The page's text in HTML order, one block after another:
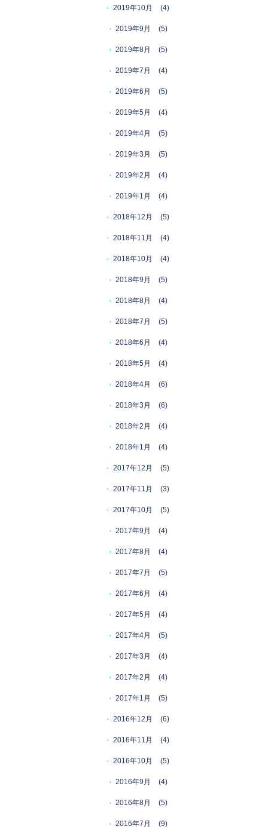
2019年10月 (4)
2019年9月 (5)
2019年8月 (5)
2019年7月 (4)
2019年6月 (5)
2019年5月 (4)
2019年4月 (5)
2019年3月 (5)
2019年2月 (4)
2019年1月 (4)
2018年12月 (5)
2018年11月 (4)
2018年10月 (4)
2018年9月 (5)
2018年8月 (4)
2018年7月 (5)
2018年6月 (4)
2018年5月 (4)
2018年4月 (6)
2018年3月 (6)
2018年2月 (4)
2018年1月 (4)
2017年12月 (5)
2017年11月 (3)
2017年10月 (5)
2017年9月 (4)
2017年8月 (4)
2017年7月 (5)
2017年6月 (4)
2017年5月 (4)
2017年4月 (5)
2017年3月 (4)
2017年2月 (4)
2017年1月 (5)
2016年12月 (6)
2016年11月 (4)
2016年10月 (5)
2016年9月 (4)
2016年8月 (5)
2016年7月 (9)